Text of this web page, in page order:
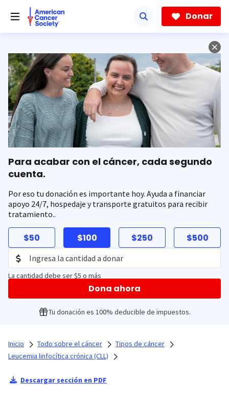
hacia
contenido
Donar
Para acabar con el cáncer, cada segundo
cuenta.
Por eso tu donación es importante hoy. Ayuda a financiar
apoyo 24/7, hospedaje y transporte gratuitos para recibir
tratamiento..
$50 $100 $250 $500
La cantidad debe ser $5 o más
Dona ahora
Tu donación es 100% deducible de impuestos.
Inicio Todo sobre el cáncer
Tipos de cáncer
Leucemia linfocítica crónica (CLL)
Descargar sección en PDF